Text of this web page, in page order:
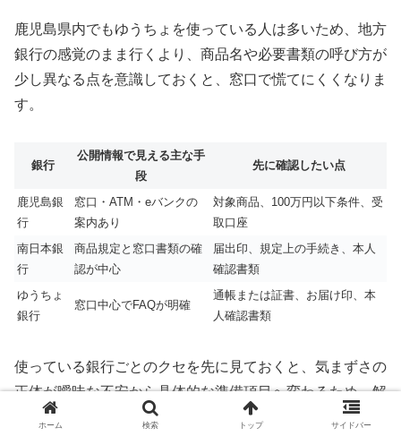
鹿児島県内でもゆうちょを使っている人は多いため、地方
銀行の感覚のまま行くより、商品名や必要書類の呼び方が
少し異なる点を意識しておくと、窓口で慌てにくくなりま
す。
銀行
公開情報で見える主な手
段
先に確認したい点
鹿児島銀
行
窓口・ATM・eバンクの
案内あり
対象商品、100万円以下条件、受
取口座
南日本銀
行
商品規定と窓口書類の確
認が中心
届出印、規定上の手続き、本人
確認書類
ゆうちょ
銀行
窓口中心でFAQが明確
通帳または証書、お届け印、本
人確認書類
使っている銀行ごとのクセを先に見ておくと、気まずさの
正体が曖昧な不安から具体的な準備項目へ変わるため、解
約手続きに向かう気持ちを整えやすくなります。
ホーム 検索 トップ サイドバー